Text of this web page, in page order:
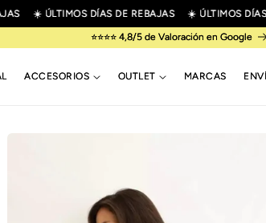
☀️ ÚLTIMOS DÍAS DE REBAJAS ☀️ ÚLTIMOS DÍAS
⭐⭐⭐⭐ 4,8/5 de Valoración en Google
ACCESORIOS OUTLET MARCAS